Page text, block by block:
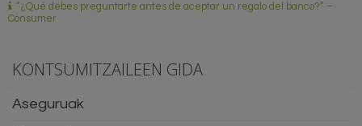
“¿Qué debes preguntarte antes de aceptar un regalo del banco?” –
Consumer
KONTSUMITZAILEEN GIDA
Aseguruak